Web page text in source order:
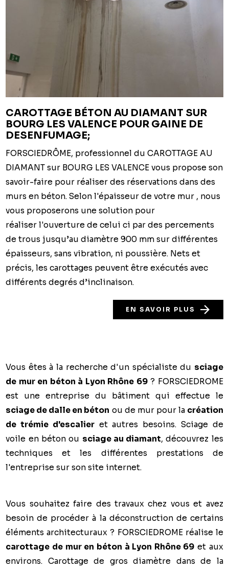
CAROTTAGE BÉTON AU DIAMANT SUR
BOURG LES VALENCE POUR GAINE DE
DESENFUMAGE;
FORSCIEDRÔME, professionnel du CAROTTAGE AU
DIAMANT sur BOURG LES VALENCE vous propose son
savoir-faire pour réaliser des réservations dans des
murs en béton. Selon l'épaisseur de votre mur , nous
vous proposerons une solution pour
réaliser l'ouverture de celui ci par des percements
de trous jusqu’au diamètre 900 mm sur différentes
épaisseurs, sans vibration, ni poussière. Nets et
précis, les carottages peuvent être exécutés avec
différents degrés d’inclinaison.
EN SAVOIR PLUS
Vous êtes à la recherche d'un spécialiste du sciage
de mur en béton à Lyon Rhône 69? FORSCIEDROME
est une entreprise du bâtiment qui effectue le
sciage de dalle en béton ou de mur pour la création
de trémie d'escalieret autres besoins. Sciage de
voile en béton ou sciage au diamant, découvrez les
techniques et les différentes prestations de
l'entreprise sur son site internet.
Vous souhaitez faire des travaux chez vous et avez
besoin de procéder à la déconstruction de certains
éléments architecturaux ? FORSCIEDROMEréalise le
carottage de mur en béton à Lyon Rhône 69 et aux
environs. Carottage de gros diamètre dans de la